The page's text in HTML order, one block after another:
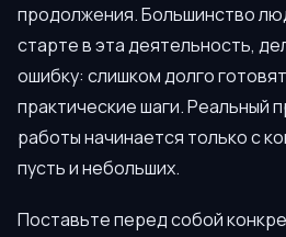
продолжения. Большинство
старте в эта деятельность,
ошибку: слишком долго
практические шаги. Реальный
работы начинается только с
пусть и небольших.
Поставьте перед собой